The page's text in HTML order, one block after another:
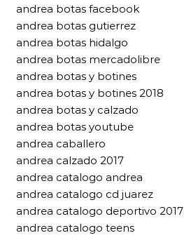
andrea botas facebook
andrea botas gutierrez
andrea botas hidalgo
andrea botas mercadolibre
andrea botas y botines
andrea botas y botines 2018
andrea botas y calzado
andrea botas youtube
andrea caballero
andrea calzado 2017
andrea catalogo andrea
andrea catalogo cd juarez
andrea catalogo deportivo 2017
andrea catalogo teens